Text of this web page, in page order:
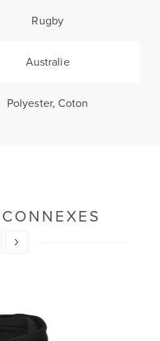
Rugby
Australie
Polyester, Coton